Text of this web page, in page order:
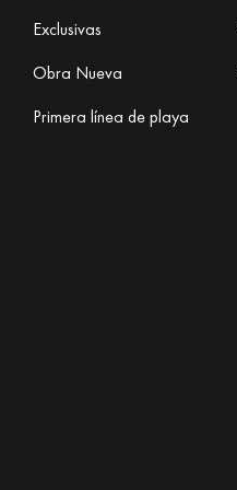
Exclusivas
Obra Nueva
Primera línea de playa